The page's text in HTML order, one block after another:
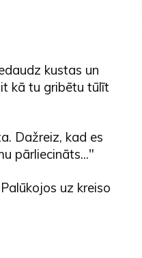
kustas un
kā tu gribētu tūlīt
Dažreiz, kad es
pārliecināts..."
uz kreiso